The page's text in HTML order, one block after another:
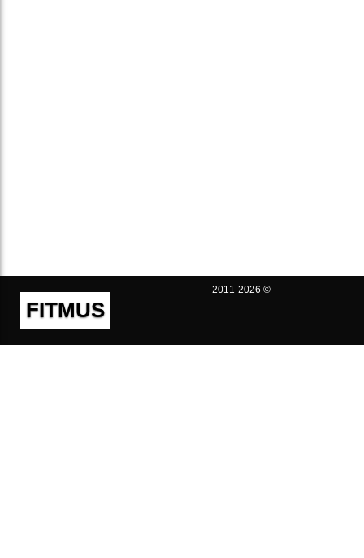
FITMUS
2011-2026 ©